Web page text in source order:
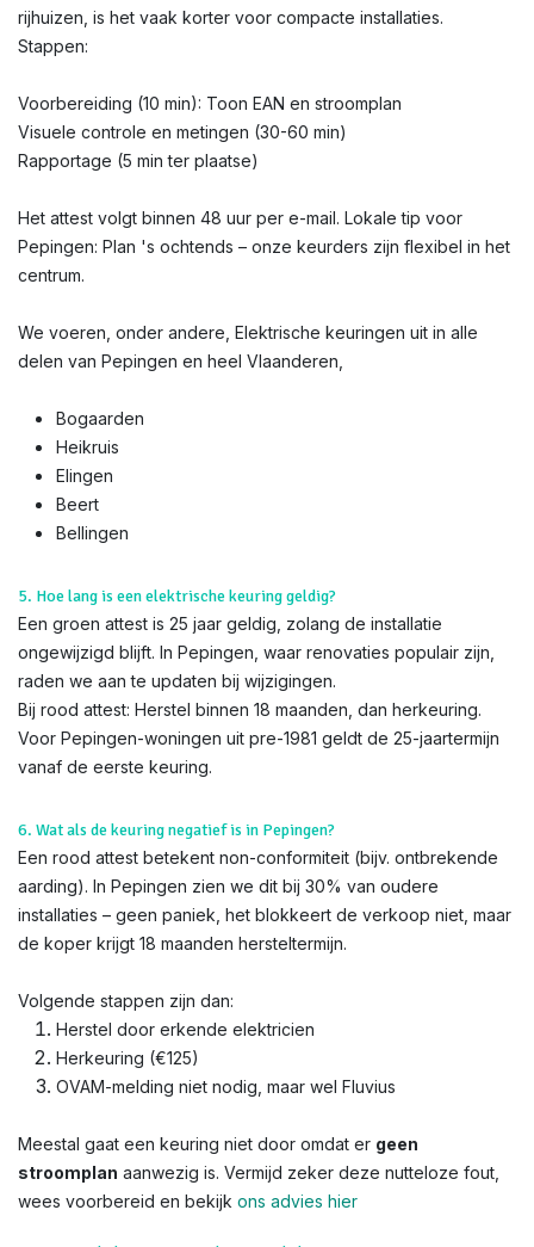
rijhuizen, is het vaak korter voor compacte installaties.
Stappen:
Voorbereiding (10 min): Toon EAN en stroomplan
Visuele controle en metingen (30-60 min)
Rapportage (5 min ter plaatse)
Het attest volgt binnen 48 uur per e-mail. Lokale tip voor
Pepingen: Plan 's ochtends – onze keurders zijn flexibel in het
centrum.
We voeren, onder andere, Elektrische keuringen uit in alle
delen van Pepingen en heel Vlaanderen,
Bogaarden
Heikruis
Elingen
Beert
Bellingen
5. Hoe lang is een elektrische keuring geldig?
Een groen attest is 25 jaar geldig, zolang de installatie
ongewijzigd blijft. In Pepingen, waar renovaties populair zijn,
raden we aan te updaten bij wijzigingen.
Bij rood attest: Herstel binnen 18 maanden, dan herkeuring.
Voor Pepingen-woningen uit pre-1981 geldt de 25-jaartermijn
vanaf de eerste keuring.
6. Wat als de keuring negatief is in Pepingen?
Een rood attest betekent non-conformiteit (bijv. ontbrekende
aarding). In Pepingen zien we dit bij 30% van oudere
installaties – geen paniek, het blokkeert de verkoop niet, maar
de koper krijgt 18 maanden hersteltermijn.
Volgende stappen zijn dan:
Herstel door erkende elektricien
Herkeuring (€125)
OVAM-melding niet nodig, maar wel Fluvius
Meestal gaat een keuring niet door omdat er geen
stroomplan aanwezig is. Vermijd zeker deze nutteloze fout,
wees voorbereid en bekijk ons advies hier